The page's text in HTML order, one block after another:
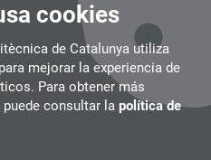
cookies
de Catalunya utiliza
mejorar la experiencia de
Para obtener más
consultar la política de
Terrassa